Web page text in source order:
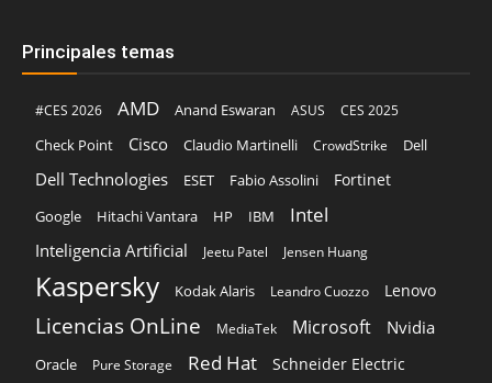
Principales temas
#CES 2026 AMD Anand Eswaran ASUS
CES 2025
Check Point
Cisco Claudio Martinelli CrowdStrike Dell
Dell Technologies ESET Fabio Assolini Fortinet
Google Hitachi Vantara HP IBM Intel
Inteligencia Artificial Jeetu Patel Jensen Huang
Kaspersky Kodak Alaris Leandro Cuozzo Lenovo
Licencias OnLine MediaTek Microsoft Nvidia
Oracle Pure Storage Red Hat Schneider Electric